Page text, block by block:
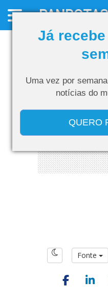
Já
Uma vez por
notícias do
QUERO
Fonte